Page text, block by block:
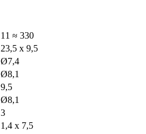
11 ≈ 330
23,5 x 9,5
Ø7,4
Ø8,1
9,5
Ø8,1
3
1,4 x 7,5